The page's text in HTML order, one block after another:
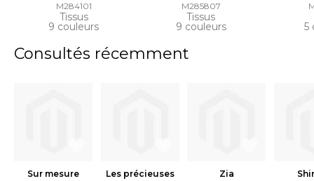
M284101
Tissus
9 couleurs
M285807
Tissus
9 couleurs 5
Consultés récemment
Sur mesure
Les précieuses
Zia